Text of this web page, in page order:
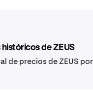
de ZEUS
de precios de ZEUS